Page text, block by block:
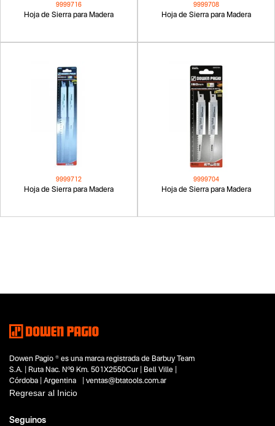
Hoja de Sierra para Madera
9999716
Hoja de Sierra para Madera
9999708
Hoja de Sierra para Madera
9999712
Hoja de Sierra para Madera
9999704
Dowen Pagio ® es una marca registrada de Barbuy Team
S.A. | Ruta Nac. Nº9 Km. 501X2550Cur | Bell Ville |
Córdoba | Argentina | ventas@btatools.com.ar
Regresar al Inicio
Seguinos